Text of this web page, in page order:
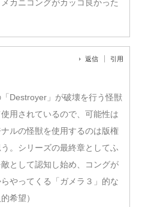
ニコングがカッコ良かった
返信 引用
Destroyer」が破壊を行う怪獣
用されているので、可能性は
ルの怪獣を使用するのは版権
。シリーズの最終章としてふ
として認知し始め、コングが
やってくる「ガメラ３」的な
希望）